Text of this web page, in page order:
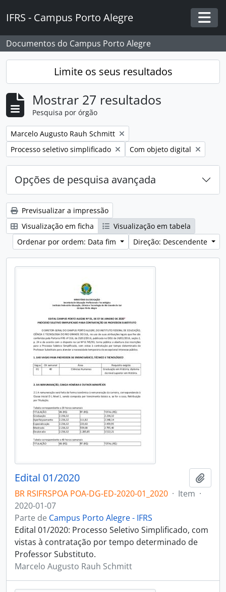
IFRS - Campus Porto Alegre
Documentos do Campus Porto Alegre
Limite os seus resultados
Mostrar 27 resultados
Pesquisa por órgão
Remover filtro:
Marcelo Augusto Rauh Schmitt
Remover filtro:
Processo seletivo simplificado Remover filtro:
Com objeto digital
Opções de pesquisa avançada
Previsualizar a impressão
Visualização em ficha
Visualização em tabela
Ordenar por ordem: Data fim
Direção: Descendente
Edital 01/2020
BR RSIFRSPOA POA-DG-ED-2020-01_2020 · Item ·
2020-01-07
Parte de Campus Porto Alegre - IFRS
Edital 01/2020: Processo Seletivo Simplificado, com
vistas à contratação por tempo determinado de
Professor Substituto.
Marcelo Augusto Rauh Schmitt